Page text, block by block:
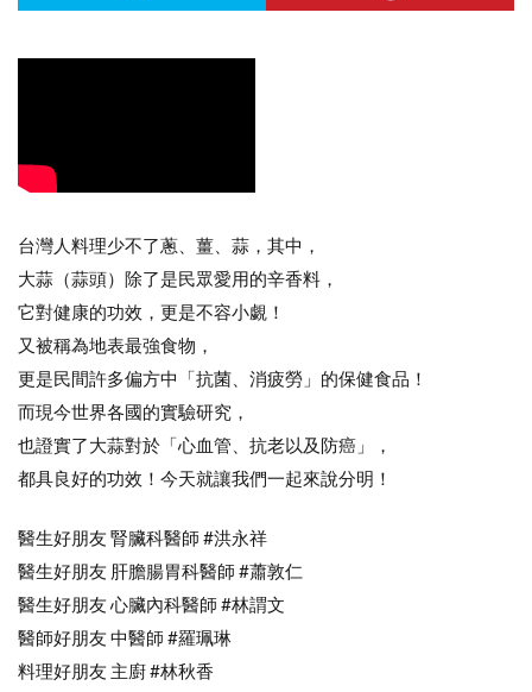
台灣人料理少不了蔥、薑、蒜，其中，
大蒜（蒜頭）除了是民眾愛用的辛香料，
它對健康的功效，更是不容小覷！
又被稱為地表最強食物，
更是民間許多偏方中「抗菌、消疲勞」的保健食品！
而現今世界各國的實驗研究，
也證實了大蒜對於「心血管、抗老以及防癌」，
都具良好的功效！今天就讓我們一起來說分明！
醫生好朋友 腎臟科醫師 #洪永祥
醫生好朋友 肝膽腸胃科醫師 #蕭敦仁
醫生好朋友 心臟內科醫師 #林謂文
醫師好朋友 中醫師 #羅珮琳
料理好朋友 主廚 #林秋香